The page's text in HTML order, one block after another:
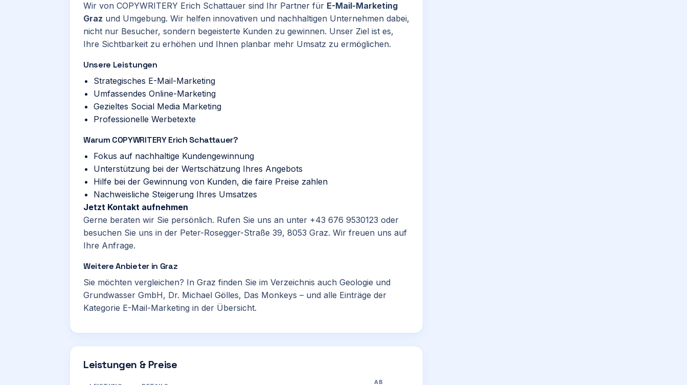
Wir von COPYWRITERY Erich Schattauer sind Ihr Partner für E-Mail-Marketing
Graz und Umgebung. Wir helfen innovativen und nachhaltigen Unternehmen dabei,
nicht nur Besucher, sondern begeisterte Kunden zu gewinnen. Unser Ziel ist es,
Ihre Sichtbarkeit zu erhöhen und Ihnen planbar mehr Umsatz zu ermöglichen.
Unsere Leistungen
Strategisches E-Mail-Marketing
Umfassendes Online-Marketing
Gezieltes Social Media Marketing
Professionelle Werbetexte
Warum COPYWRITERY Erich Schattauer?
Fokus auf nachhaltige Kundengewinnung
Unterstützung bei der Wertschätzung Ihres Angebots
Hilfe bei der Gewinnung von Kunden, die faire Preise zahlen
Nachweisliche Steigerung Ihres Umsatzes
Jetzt Kontakt aufnehmen
Gerne beraten wir Sie persönlich. Rufen Sie uns an unter +43 676 9530123 oder
besuchen Sie uns in der Peter-Rosegger-Straße 39, 8053 Graz. Wir freuen uns auf
Ihre Anfrage.
Weitere Anbieter in Graz
Sie möchten vergleichen? In Graz finden Sie im Verzeichnis auch Geologie und
Grundwasser GmbH, Dr. Michael Gölles, Das Monkeys – und alle Einträge der
Kategorie E-Mail-Marketing in der Übersicht.
Leistungen & Preise
AB